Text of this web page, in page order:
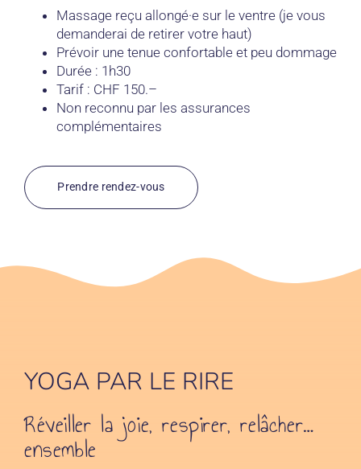
Massage reçu allongé·e sur le ventre (je vous
demanderai de retirer votre haut)
Prévoir une tenue confortable et peu dommage
Durée : 1h30
Tarif : CHF 150.–
Non reconnu par les assurances
complémentaires
Prendre rendez-vous
YOGA PAR LE RIRE
Réveiller la joie, respirer, relâcher…
ensemble